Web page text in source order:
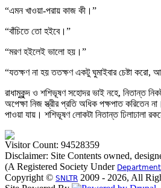
“এমন খাওয়া-পরায় কাজ কী।”
“বাঁচিতে তো হইবে।”
“মরণ হইলেই ভালো হয়।”
“যতক্ষণ না হয় ততক্ষণ একটু ঘুমাইবার চেষ্টা করো,
রাধামুকুন্দ ও শশিভূষণ সহোদর ভাই নহে, নিতান্ত
অপেক্ষা নিজ স্ত্রীর প্রতি অধিক পক্ষপাত করিতেন
পাওয়া যায়। শশিভূষণ লোকটা নিতান্ত ঢিলাঢালা
Visitor Count: 94528359
Disclaimer: Site Contents owned,
(A Registered Society Under
Copyright © SNLTR 2009 - 2026, All